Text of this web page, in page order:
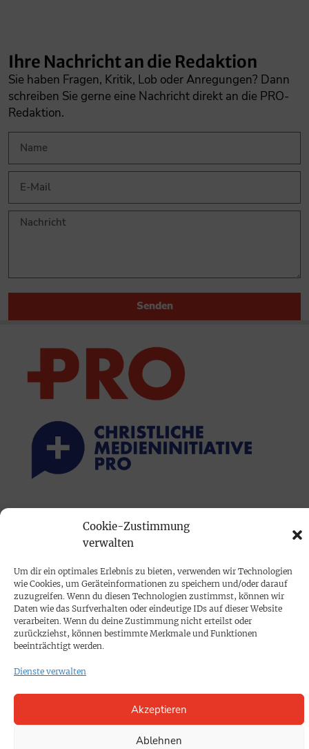
Cookie-Zustimmung
verwalten
Um dir ein optimales Erlebnis zu bieten, verwenden wir Technologien
wie Cookies, um Geräteinformationen zu speichern und/oder darauf
zuzugreifen. Wenn du diesen Technologien zustimmst, können wir
Daten wie das Surfverhalten oder eindeutige IDs auf dieser Website
verarbeiten. Wenn du deine Zustimmung nicht erteilst oder
zurückziehst, können bestimmte Merkmale und Funktionen
beeinträchtigt werden.
Dienste verwalten
Akzeptieren
Ablehnen
Ihre Nachricht an die Redaktion
Sie haben Fragen, Kritik, Lob oder Anregungen? Dann
schreiben Sie gerne eine Nachricht direkt an die PRO-
Redaktion.
Senden
Mediadaten
PROKOMPAKT
Impressum
SPENDEN
KONTAKT
Cookie-Richtlinie